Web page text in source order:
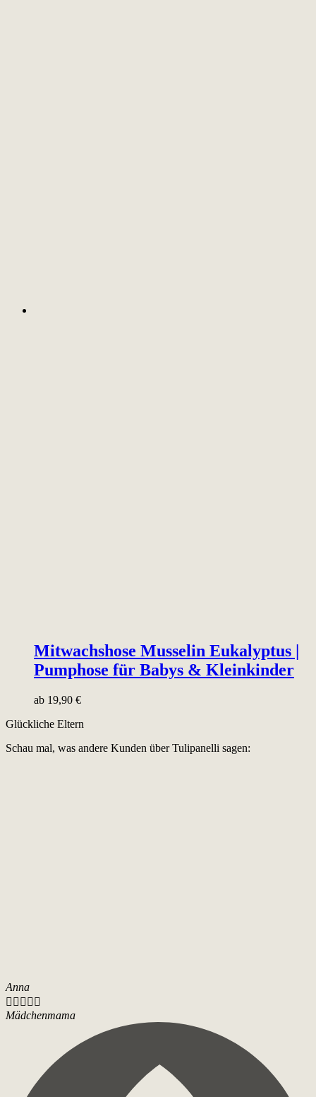
Mitwachshose Musselin Eukalyptus |
Pumphose für Babys & Kleinkinder
ab 19,90 €
Glückliche Eltern
Schau mal, was andere Kunden über Tulipanelli sagen:
Anna
    
Mädchenmama